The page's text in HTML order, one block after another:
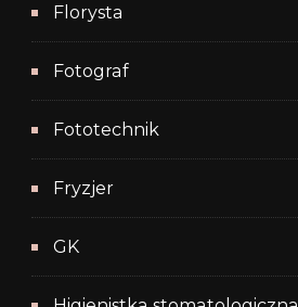
Florysta
Fotograf
Fototechnik
Fryzjer
GK